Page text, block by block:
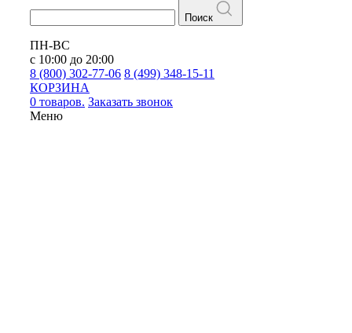
Поиск
ПН-ВС
с 10:00 до 20:00
8 (800) 302-77-06 8 (499) 348-15-11
КОРЗИНА
0 товаров. Заказать звонок
Меню